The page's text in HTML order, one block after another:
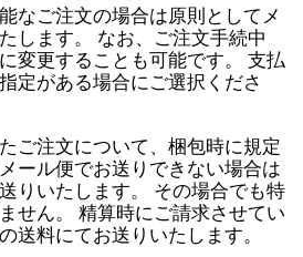
なご注文の場合は原則としてメ
します。 なお、ご注文手続中
変更することも可能です。 支払
定がある場合にご選択くださ
ご注文について、梱包時に規定
ール便でお送りできない場合は
りいたします。 その場合でも特
せん。 精算時にご請求させてい
送料にてお送りいたします。